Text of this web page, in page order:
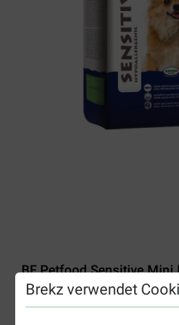
Brekz verwendet
BF Petfood Sensitive